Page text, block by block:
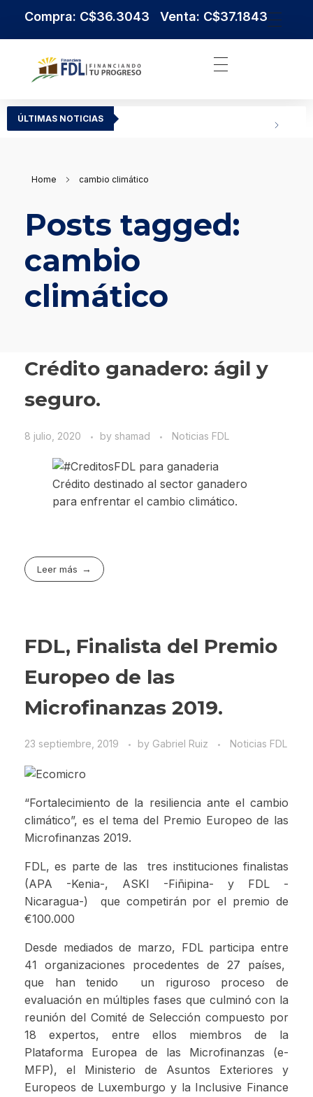
Compra: C$36.3043 Venta: C$37.1843
ÚLTIMAS NOTICIAS
Home cambio climático
Posts tagged:
cambio
climático
Crédito ganadero: ágil y
seguro.
8 julio, 2020 by shamad Noticias FDL
Crédito destinado al sector ganadero
para enfrentar el cambio climático.
Leer más
FDL, Finalista del Premio
Europeo de las
Microfinanzas 2019.
23 septiembre, 2019 by Gabriel Ruiz Noticias FDL
“Fortalecimiento de la resiliencia ante el cambio
climático”, es el tema del Premio Europeo de las
Microfinanzas 2019.
FDL, es parte de las tres instituciones finalistas
(APA -Kenia-, ASKI -Fiñipina- y FDL -
Nicaragua-) que competirán por el premio de
€100.000
Desde mediados de marzo, FDL participa entre
41 organizaciones procedentes de 27 países,
que han tenido un riguroso proceso de
evaluación en múltiples fases que culminó con la
reunión del Comité de Selección compuesto por
18 expertos, entre ellos miembros de la
Plataforma Europea de las Microfinanzas (e-
MFP), el Ministerio de Asuntos Exteriores y
Europeos de Luxemburgo y la Inclusive Finance